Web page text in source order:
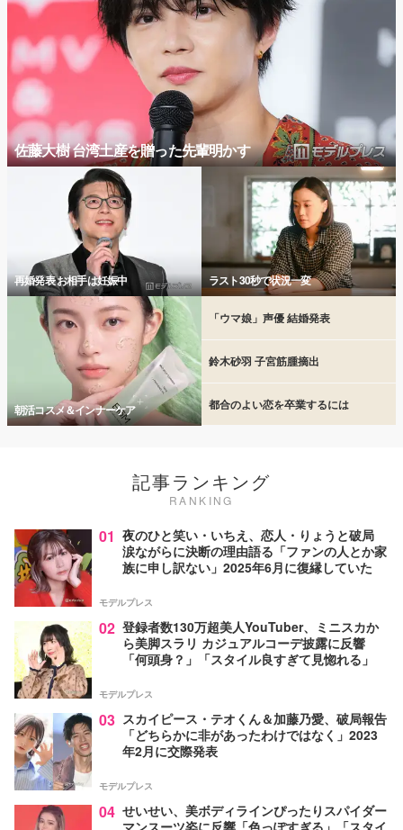
佐藤大樹 台湾土産を贈った先輩明かす
再婚発表 お相手は妊娠中 ラスト30秒で状況一変
朝活コスメ＆インナーケア
「ウマ娘」声優 結婚発表
鈴木砂羽 子宮筋腫摘出
都合のよい恋を卒業するには
記事ランキング
RANKING
01 夜のひと笑い・いちえ、恋人・りょうと破局
涙ながらに決断の理由語る「ファンの人とか家
族に申し訳ない」2025年6月に復縁していた
モデルプレス
02 登録者数130万超美人YouTuber、ミニスカか
ら美脚スラリ カジュアルコーデ披露に反響
「何頭身？」「スタイル良すぎて見惚れる」
モデルプレス
03 スカイピース・テオくん＆加藤乃愛、破局報告
「どちらかに非があったわけではなく」2023
年2月に交際発表
モデルプレス
04 せいせい、美ボディラインぴったりスパイダー